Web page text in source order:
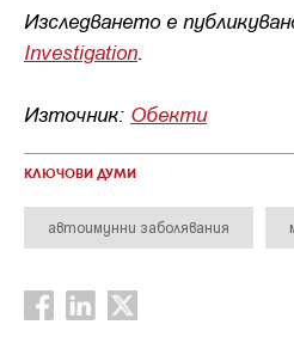
Изследването е
Investigation
Източник: Обекти
КЛЮЧОВИ ДУМИ
автоимунни заболявания